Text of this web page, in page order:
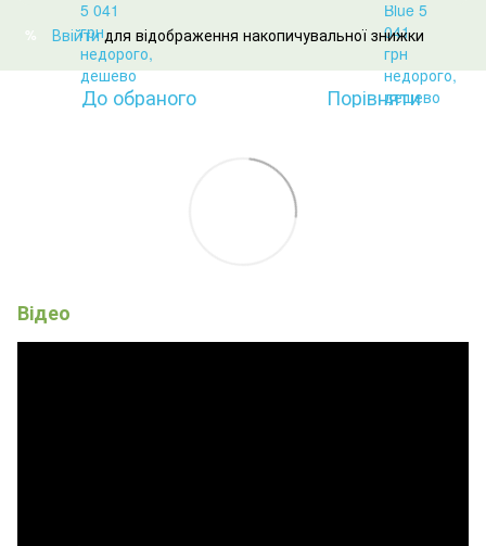
% Ввійтидля відображення накопичувальної знижки
До обраного Порівняти
Відео